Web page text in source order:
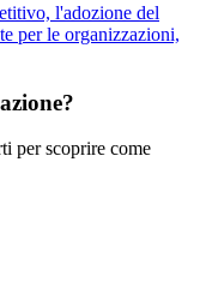
l'adozione del
per le organizzazioni,
per scoprire come